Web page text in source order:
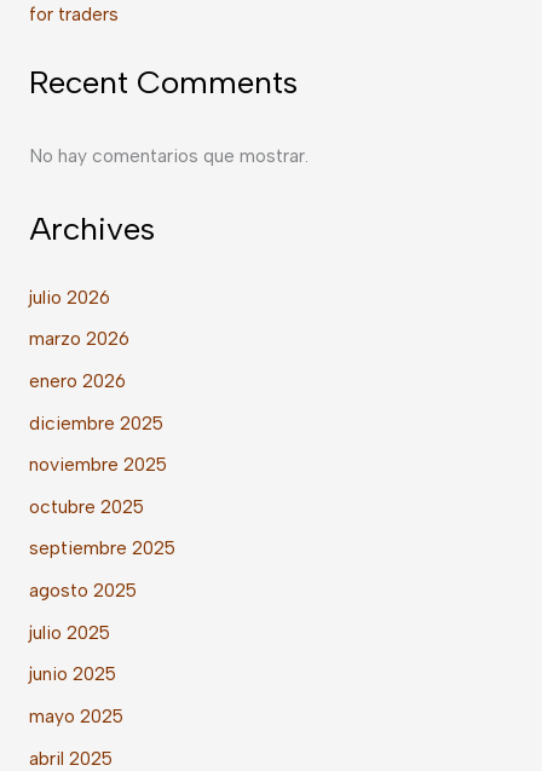
for traders
Recent Comments
No hay comentarios que mostrar.
Archives
julio 2026
marzo 2026
enero 2026
diciembre 2025
noviembre 2025
octubre 2025
septiembre 2025
agosto 2025
julio 2025
junio 2025
mayo 2025
abril 2025